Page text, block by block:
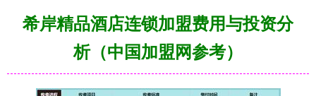
希岸精品酒店连锁加盟费用与投资分
析（中国加盟网参考）